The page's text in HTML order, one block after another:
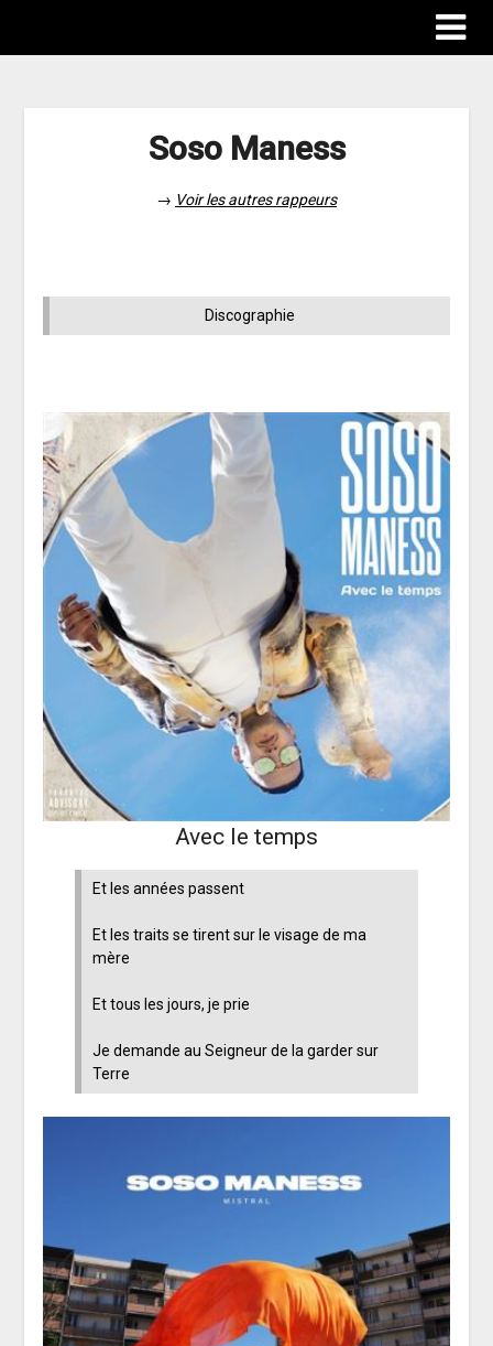
Soso Maness
→ Voir les autres rappeurs
Discographie
Avec le temps
Et les années passent
Et les traits se tirent sur le visage de ma
mère
Et tous les jours, je prie
Je demande au Seigneur de la garder sur
Terre